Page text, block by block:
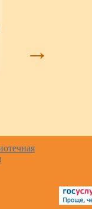
победителем
→